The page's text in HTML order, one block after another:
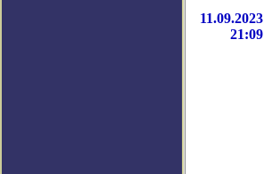
11.09.2023
21:09